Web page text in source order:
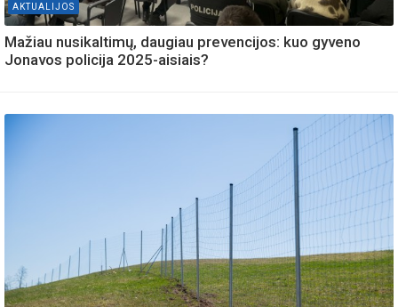
AKTUALIJOS
Mažiau nusikaltimų, daugiau prevencijos: kuo gyveno
Jonavos policija 2025-aisiais?